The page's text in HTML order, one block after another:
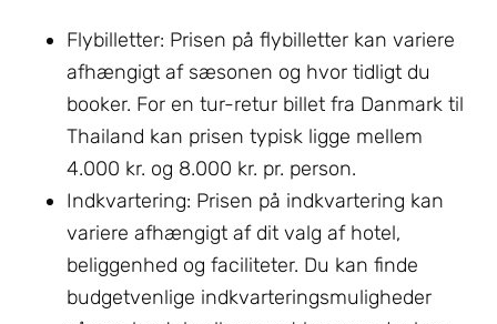
Flybilletter: Prisen på flybilletter kan variere
afhængigt af sæsonen og hvor tidligt du
booker. For en tur-retur billet fra Danmark til
Thailand kan prisen typisk ligge mellem
4.000 kr. og 8.000 kr. pr. person.
Indkvartering: Prisen på indkvartering kan
variere afhængigt af dit valg af hotel,
beliggenhed og faciliteter. Du kan finde
budgetvenlige indkvarteringsmuligheder